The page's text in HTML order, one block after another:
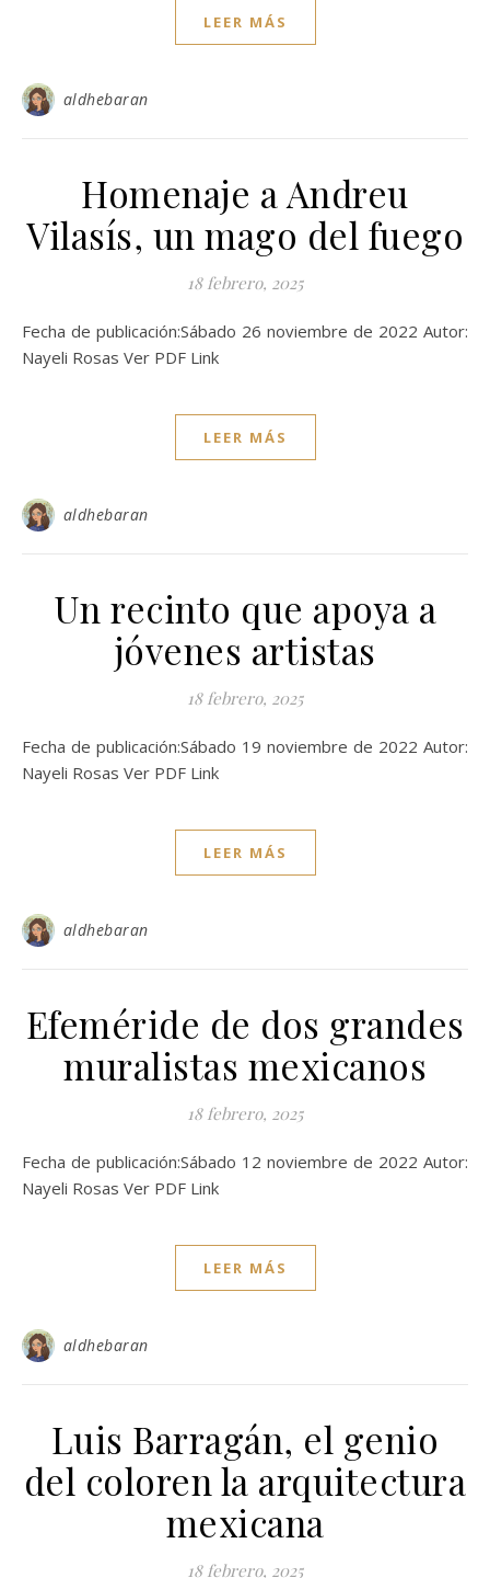
LEER MÁS
aldhebaran
Homenaje a Andreu
Vilasís, un mago del fuego
18 febrero, 2025
Fecha de publicación:Sábado 26 noviembre de 2022 Autor:
Nayeli Rosas Ver PDF Link
LEER MÁS
aldhebaran
Un recinto que apoya a
jóvenes artistas
18 febrero, 2025
Fecha de publicación:Sábado 19 noviembre de 2022 Autor:
Nayeli Rosas Ver PDF Link
LEER MÁS
aldhebaran
Efeméride de dos grandes
muralistas mexicanos
18 febrero, 2025
Fecha de publicación:Sábado 12 noviembre de 2022 Autor:
Nayeli Rosas Ver PDF Link
LEER MÁS
aldhebaran
Luis Barragán, el genio
del coloren la arquitectura
mexicana
18 febrero, 2025